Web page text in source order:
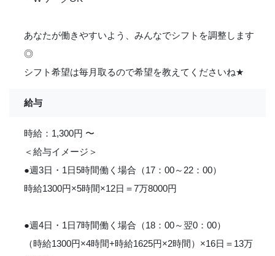
あなたが働きやすいよう、みんなでシフトを調整します
◎
シフト希望は毎月取るので希望を教えてくださいね★
給与
時給：1,300円 〜
＜給与イメージ＞
●週3日・1日5時間働く場合（17：00～22：00）
時給1300円×5時間×12日＝7万8000円
●週4日・1日7時間働く場合（18：00～翌0：00）
（時給1300円×4時間+時給1625円×2時間）×16日＝13万